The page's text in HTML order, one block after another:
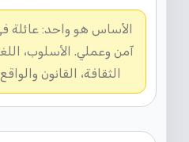
الأساس هو واحد: عائلة
آمن وعملي. الأسلوب،
الثقافة، القانون